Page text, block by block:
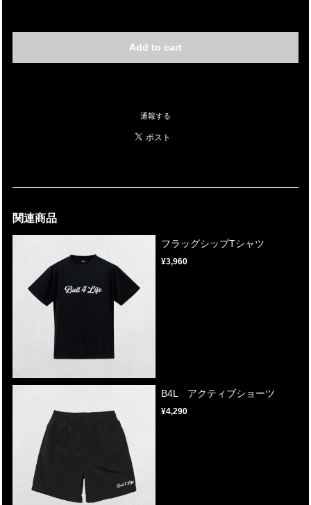
Add to cart
通報する
関連商品
フラッグシップTシャツ
¥3,960
B4L アクティブショーツ
¥4,290